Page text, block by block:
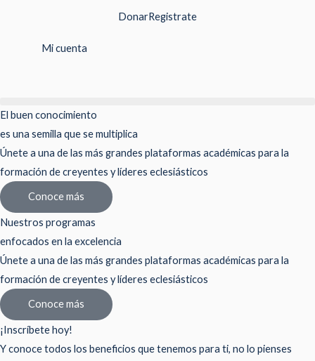
contenido
DonarRegistrate
Mi cuenta
El buen conocimiento
es una semilla que se multiplica
Únete a una de las más grandes plataformas académicas para la
formación de creyentes y líderes eclesiásticos
Conoce más
Nuestros programas
enfocados en la excelencia
Únete a una de las más grandes plataformas académicas para la
formación de creyentes y líderes eclesiásticos
Conoce más
¡Inscríbete hoy!
Y conoce todos los beneficios que tenemos para ti, no lo pienses